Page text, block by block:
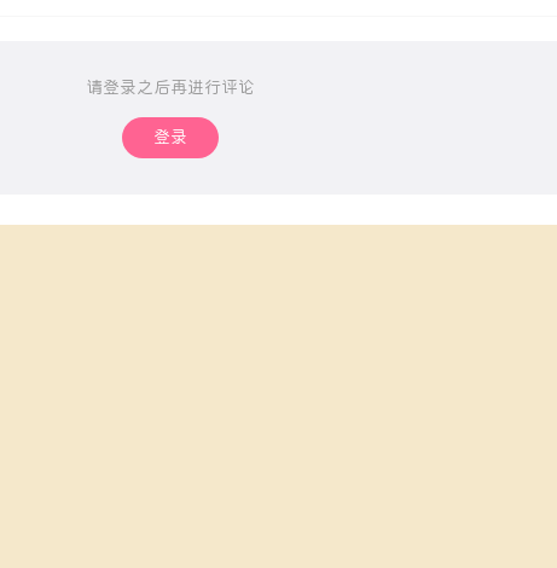
请登录之后再进行评论
登录